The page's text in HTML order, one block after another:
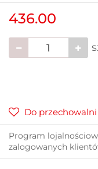
436.00
Do przechowalni
Program
zalogowanych